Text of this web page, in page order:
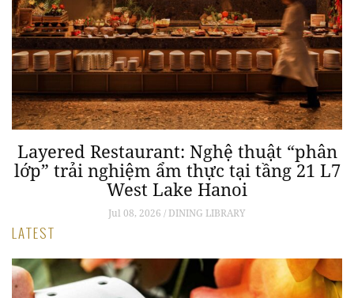
Layered Restaurant: Nghệ thuật “phân
lớp” trải nghiệm ẩm thực tại tầng 21 L7
West Lake Hanoi
Jul 08, 2026 / DINING LIBRARY
LATEST